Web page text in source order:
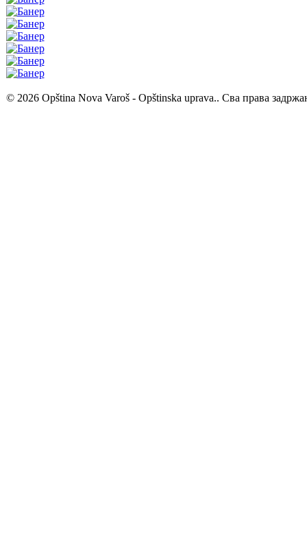
© 2026 Opština Nova Varoš - Opštinska uprava.. Сва права